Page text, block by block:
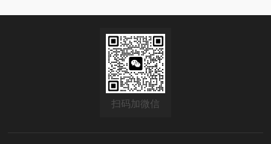
扫码加微信